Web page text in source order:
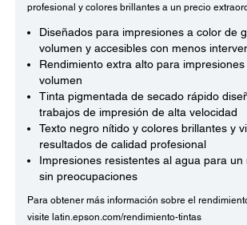
profesional y colores brillantes a un precio
Diseñados para impresiones a color de
volumen y accesibles con menos
Rendimiento extra alto para
volumen
Tinta pigmentada de secado rápido
trabajos de impresión de alta velocidad
Texto negro nítido y colores brillantes y
resultados de calidad profesional
Impresiones resistentes al agua para un
sin preocupaciones
Para obtener más información sobre el
visite latin.epson.com/rendimiento-tintas